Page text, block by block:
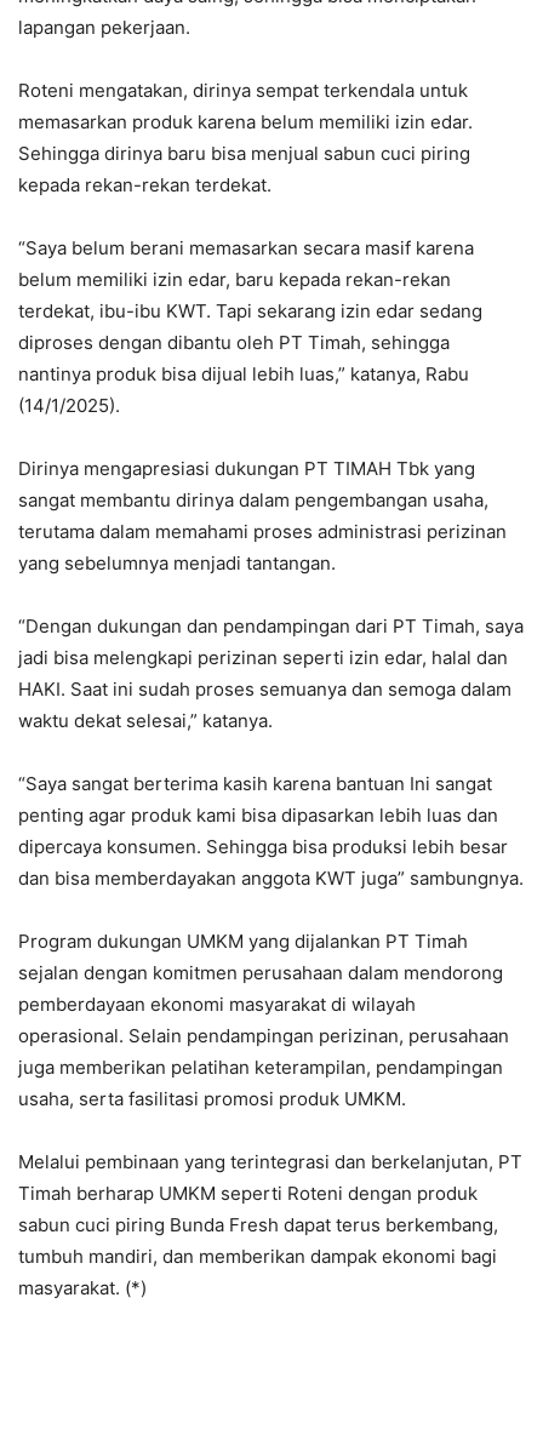
lapangan pekerjaan.
Roteni mengatakan, dirinya sempat terkendala untuk
memasarkan produk karena belum memiliki izin edar.
Sehingga dirinya baru bisa menjual sabun cuci piring
kepada rekan-rekan terdekat.
“Saya belum berani memasarkan secara masif karena
belum memiliki izin edar, baru kepada rekan-rekan
terdekat, ibu-ibu KWT. Tapi sekarang izin edar sedang
diproses dengan dibantu oleh PT Timah, sehingga
nantinya produk bisa dijual lebih luas,” katanya, Rabu
(14/1/2025).
Dirinya mengapresiasi dukungan PT TIMAH Tbk yang
sangat membantu dirinya dalam pengembangan usaha,
terutama dalam memahami proses administrasi perizinan
yang sebelumnya menjadi tantangan.
“Dengan dukungan dan pendampingan dari PT Timah, saya
jadi bisa melengkapi perizinan seperti izin edar, halal dan
HAKI. Saat ini sudah proses semuanya dan semoga dalam
waktu dekat selesai,” katanya.
“Saya sangat berterima kasih karena bantuan Ini sangat
penting agar produk kami bisa dipasarkan lebih luas dan
dipercaya konsumen. Sehingga bisa produksi lebih besar
dan bisa memberdayakan anggota KWT juga” sambungnya.
Program dukungan UMKM yang dijalankan PT Timah
sejalan dengan komitmen perusahaan dalam mendorong
pemberdayaan ekonomi masyarakat di wilayah
operasional. Selain pendampingan perizinan, perusahaan
juga memberikan pelatihan keterampilan, pendampingan
usaha, serta fasilitasi promosi produk UMKM.
Melalui pembinaan yang terintegrasi dan berkelanjutan, PT
Timah berharap UMKM seperti Roteni dengan produk
sabun cuci piring Bunda Fresh dapat terus berkembang,
tumbuh mandiri, dan memberikan dampak ekonomi bagi
masyarakat. (*)